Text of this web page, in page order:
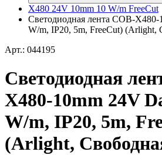
X480 24V 10mm 10 W/m FreeCut
Светодиодная лента COB-
W/m, IP20, 5m, FreeCut) (Arlight,
Арт.: 044195
Светодиодная
X480-10mm 24V
W/m, IP20, 5m,
(Arlight,